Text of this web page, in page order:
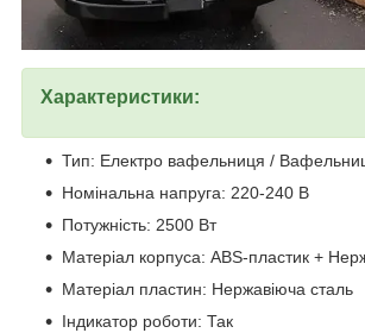
Характеристики:
Тип: Електро вафельниця /
Номінальна напруга: 220-240 В
Потужність: 2500 Вт
Матеріал корпуса: ABS-пластик +
Матеріал пластин: Нержавіюча сталь
Індикатор роботи: Так